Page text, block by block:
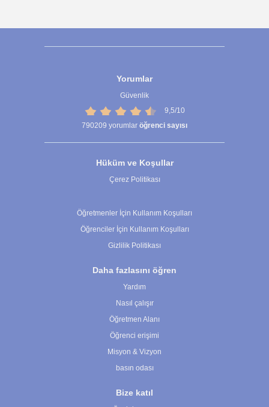
Yorumlar
Güvenlik
9,5/10
790209 yorumlar öğrenci sayısı
Hüküm ve Koşullar
Çerez Politikası
Öğretmenler İçin Kullanım Koşulları
Öğrenciler İçin Kullanım Koşulları
Gizlilik Politikası
Daha fazlasını öğren
Yardım
Nasıl çalışır
Öğretmen Alanı
Öğrenci erişimi
Misyon & Vizyon
basın odası
Bize katıl